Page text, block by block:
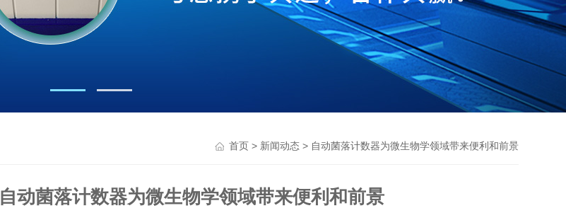
首页> 新闻动态> 自动菌落计数器为微生物学领域带来便利和前景
自动菌落计数器为微生物学领域带来便利和前景